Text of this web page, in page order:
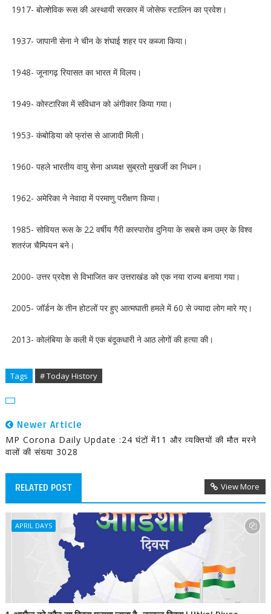
1917- बोल्शेविक रूस की अस्थायी सरकार में जोसेफ स्टालिन का प्रवेश।
1937- जापानी सेना ने चीन के शंघाई शहर पर कब्जा किया।
1948- जूनागढ़ रियासत का भारत में विलय।
1949- कोस्टारिका में संविधान को अंगीकार किया गया।
1953- कंबोडिया को फ्रांस से आजादी मिली।
1960- पहले भारतीय वायु सेना अध्यक्ष सुब्रतो मुखर्जी का निधन।
1962- अमेरिका ने नेवादा में परमाणु परीक्षण किया।
1985- सोवियत रूस के 22 वर्षीय गैरी कास्पारोव दुनिया के सबसे कम उम्र के विश्व
शतरंज चैम्पियन बने।
2000- उत्तर प्रदेश से विभाजित कर उत्तराखंड को एक नया राज्य बनाया गया।
2005- जॉर्डन के तीन होटलों पर हुए आत्मघाती हमले में 60 से ज्यादा लोग मारे गए।
2013- कोलंबिया के कली में एक बंदूकधारी ने आठ लोगों की हत्या की।
Tags # Today History
Newer Article
MP Corona Daily Update :24 घंटों में11 और व्यक्तियों की मौत मरने
वालों की संख्या 3028
RELATED POST View More
APRIL DAYS